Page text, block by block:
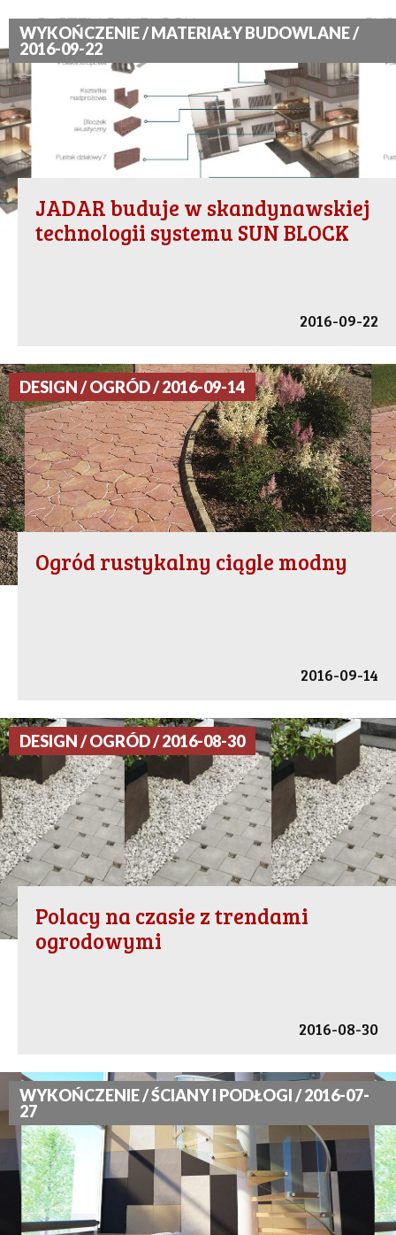
WYKOŃCZENIE / MATERIAŁY BUDOWLANE /
2016-09-22
JADAR buduje w skandynawskiej
technologii systemu SUN BLOCK
2016-09-22
DESIGN / OGRÓD / 2016-09-14
Ogród rustykalny ciągle modny
2016-09-14
DESIGN / OGRÓD / 2016-08-30
Polacy na czasie z trendami
ogrodowymi
2016-08-30
WYKOŃCZENIE / ŚCIANY I PODŁOGI / 2016-07-
27